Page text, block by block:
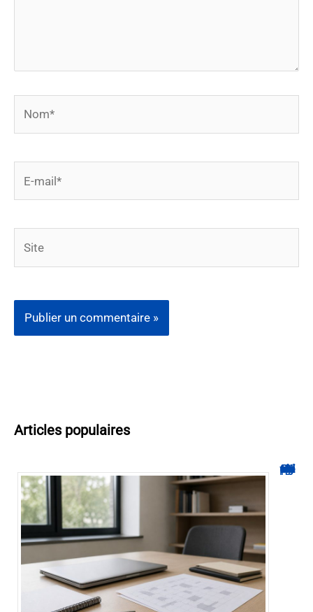
mail*
Articles populaires
Hyperplanning INSA CVL : comment suivre votre planning ?